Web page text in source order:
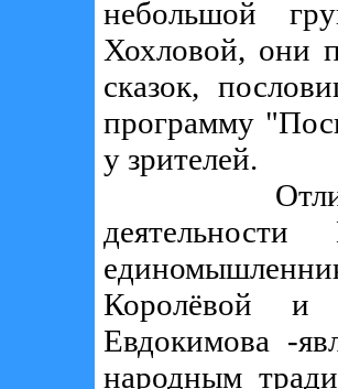
небольшой
Хохловой, они
сказок,
программу
у зрителей.
Королёвой и
Евдокимова -
народным